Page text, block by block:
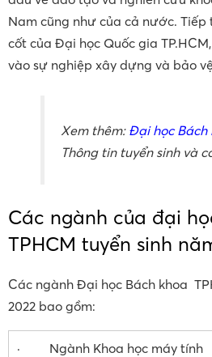
Nam cũng như của cả nước. Tiếp
cốt của Đại học Quốc gia
vào sự nghiệp xây dựng và bảo
Xem thêm: Đại học Bách
Thông tin tuyển sinh và
Các ngành của đại
TPHCM tuyển sinh
Các ngành Đại học Bách khoa
2022 bao gồm:
· Ngành Khoa học máy tính